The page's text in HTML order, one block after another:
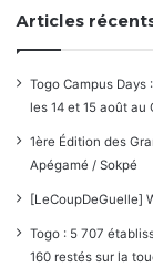
Articles
Togo Campus Days
les 14 et 15 août au
1ère Édition des
Apégamé / Sokpé
[LeCoupDeGuelle]
Togo : 5 707
160 restés sur la